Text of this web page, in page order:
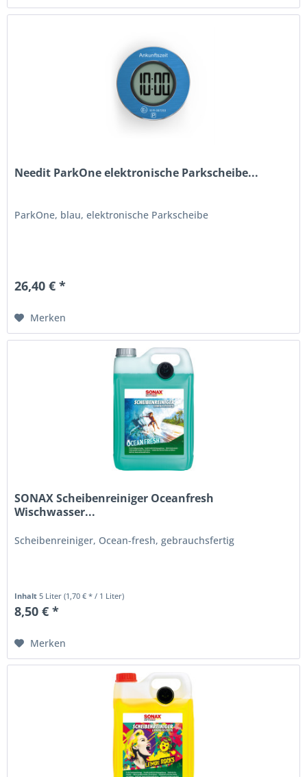
Needit ParkOne elektronische Parkscheibe...
ParkOne, blau, elektronische Parkscheibe
26,40 € *
Merken
SONAX Scheibenreiniger Oceanfresh
Wischwasser...
Scheibenreiniger, Ocean-fresh, gebrauchsfertig
Inhalt 5 Liter(1,70 € * / 1 Liter)
8,50 € *
Merken